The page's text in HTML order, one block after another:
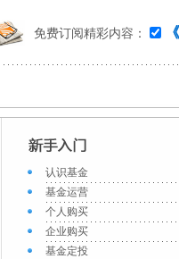
免费订阅精彩内容：
认识基金
基金运营
个人购买
企业购买
基金定投